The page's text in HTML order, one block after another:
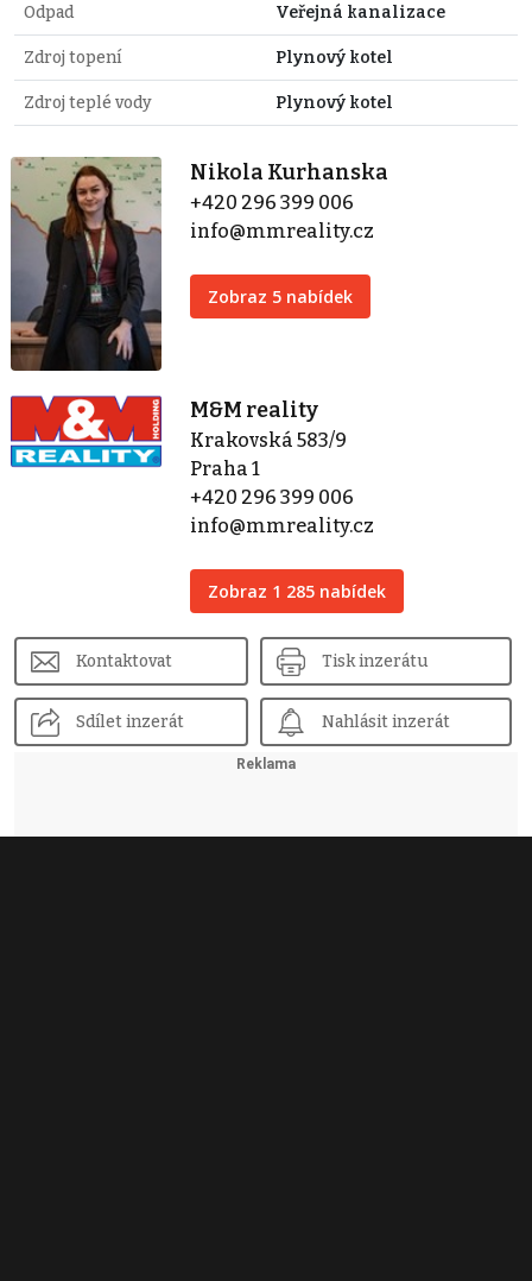
Odpad Veřejná kanalizace
Zdroj topení Plynový kotel
Zdroj teplé vody Plynový kotel
Nikola Kurhanska
+420 296 399 006
info@mmreality.cz
Zobraz 5 nabídek
M&M reality
Krakovská 583/9
Praha 1
+420 296 399 006
info@mmreality.cz
Zobraz 1 285 nabídek
Kontaktovat Tisk inzerátu
Sdílet inzerát Nahlásit inzerát